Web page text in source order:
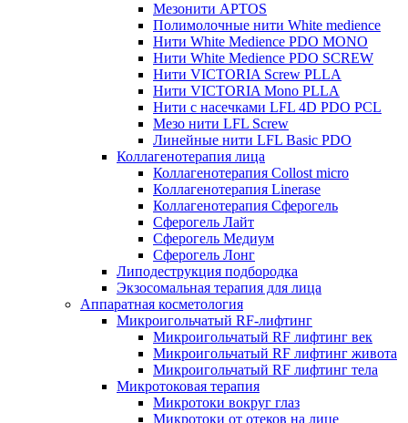
Мезонити APTOS
Полимолочные нити White medience
Нити White Medience PDO MONO
Нити White Medience PDO SCREW
Нити VICTORIA Screw PLLA
Нити VICTORIA Mono PLLA
Нити с насечками LFL 4D PDO PCL
Мезо нити LFL Screw
Линейные нити LFL Basic PDO
Коллагенотерапия лица
Коллагенотерапия Collost micro
Коллагенотерапия Linerase
Коллагенотерапия Сферогель
Сферогель Лайт
Сферогель Медиум
Сферогель Лонг
Липодеструкция подбородка
Экзосомальная терапия для лица
Аппаратная косметология
Микроигольчатый RF-лифтинг
Микроигольчатый RF лифтинг век
Микроигольчатый RF лифтинг живота
Микроигольчатый RF лифтинг тела
Микротоковая терапия
Микротоки вокруг глаз
Микротоки от отеков на лице